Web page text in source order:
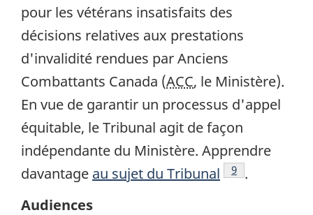
pour les vétérans insatisfaits des
décisions relatives aux prestations
d'invalidité rendues par Anciens
Combattants Canada (ACC, le Ministère).
En vue de garantir un processus d'appel
équitable, le Tribunal agit de façon
indépendante du Ministère. Apprendre
davantage au sujet du Tribunal Note de bas de
9 .
Audiences